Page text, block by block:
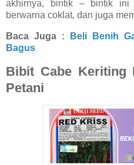
akhirnya, bintik – bintik ini
berwarna coklat, dan juga
Baca Juga :
Beli Benih
Bagus
Bibit Cabe Keriting
Petani